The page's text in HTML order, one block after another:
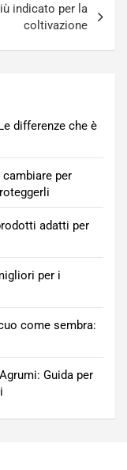
indicato per la
coltivazione
differenze che è
per
adatti per
per i
come sembra:
Guida per